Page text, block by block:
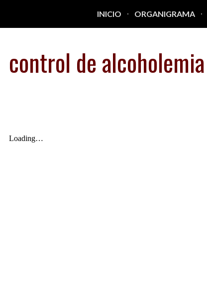
INICIO ORGANIGRAMA
control de alcoholemia